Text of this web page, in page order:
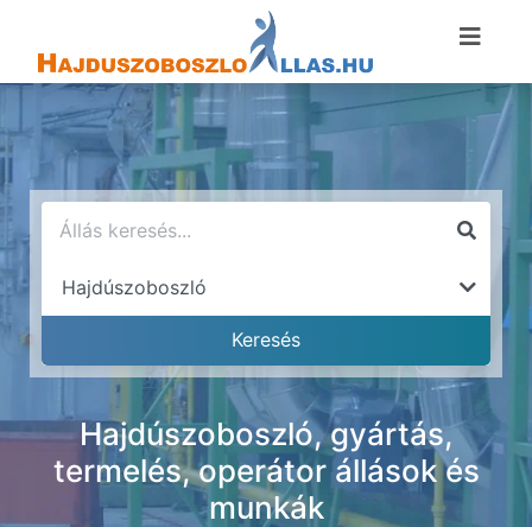
Hajdúszoboszló, gyártás,
termelés, operátor állások és
munkák